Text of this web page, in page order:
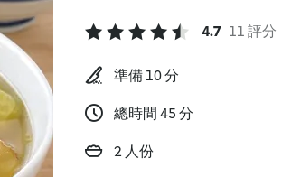
4.7 11 評分
準備 10 分
總時間 45 分
2 人份